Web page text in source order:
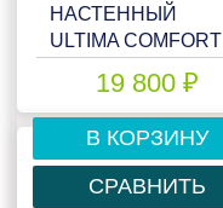
НАСТЕННЫЙ
ULTIMA COMFORT
19 800 ₽
В КОРЗИНУ
СРАВНИТЬ